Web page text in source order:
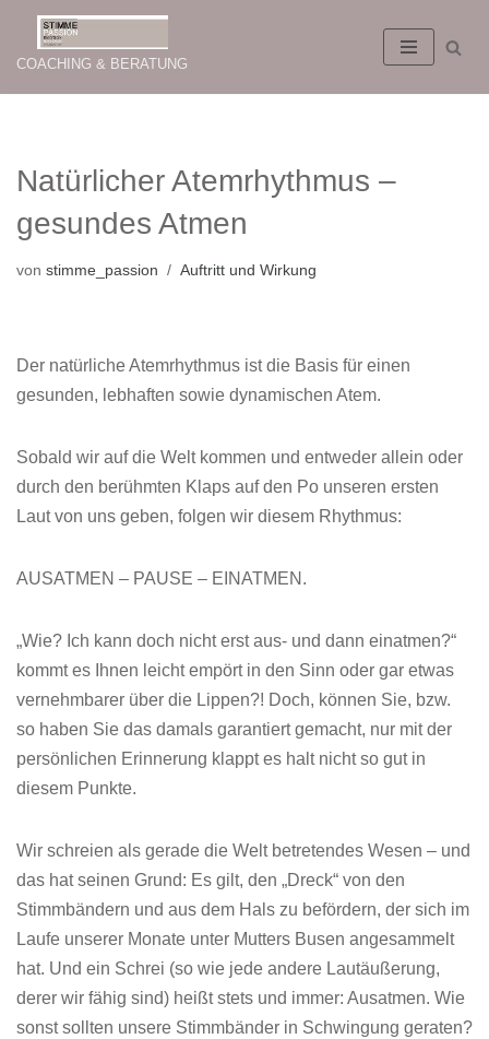
Zum
Inhalt
COACHING & BERATUNG
Natürlicher Atemrhythmus –
gesundes Atmen
von stimme_passion Auftritt und Wirkung
Der natürliche Atemrhythmus ist die Basis für einen
gesunden, lebhaften sowie dynamischen Atem.
Sobald wir auf die Welt kommen und entweder allein oder
durch den berühmten Klaps auf den Po unseren ersten
Laut von uns geben, folgen wir diesem Rhythmus:
AUSATMEN – PAUSE – EINATMEN.
„Wie? Ich kann doch nicht erst aus- und dann einatmen?“
kommt es Ihnen leicht empört in den Sinn oder gar etwas
vernehmbarer über die Lippen?! Doch, können Sie, bzw.
so haben Sie das damals garantiert gemacht, nur mit der
persönlichen Erinnerung klappt es halt nicht so gut in
diesem Punkte.
Wir schreien als gerade die Welt betretendes Wesen – und
das hat seinen Grund: Es gilt, den „Dreck“ von den
Stimmbändern und aus dem Hals zu befördern, der sich im
Laufe unserer Monate unter Mutters Busen angesammelt
hat. Und ein Schrei (so wie jede andere Lautäußerung,
derer wir fähig sind) heißt stets und immer: Ausatmen. Wie
sonst sollten unsere Stimmbänder in Schwingung geraten?